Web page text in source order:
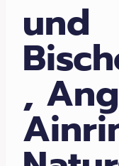
und
,